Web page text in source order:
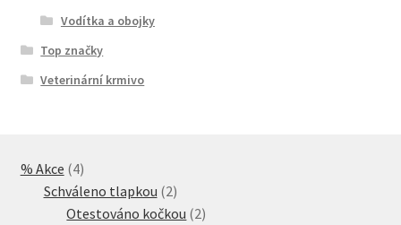
Vodítka a obojky
Top značky
Veterinární krmivo
% Akce 44
produkty
Schváleno tlapkou 22
produkty
Otestováno kočkou 22